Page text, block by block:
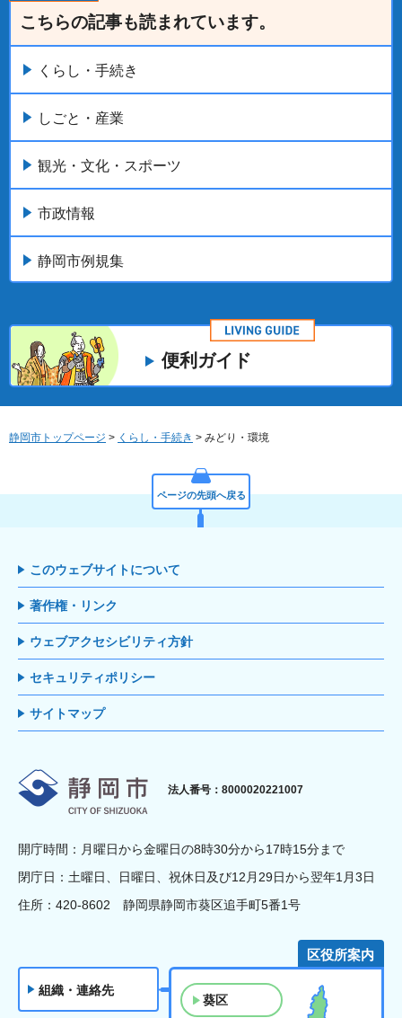
こちらの記事も読まれています。
くらし・手続き
しごと・産業
観光・文化・スポーツ
市政情報
静岡市例規集
便利ガイド
静岡市トップページ > くらし・手続き > みどり・環境
ページの先頭へ戻る
このウェブサイトについて
著作権・リンク
ウェブアクセシビリティ方針
セキュリティポリシー
サイトマップ
静岡市
法人番号：8000020221007
開庁時間：月曜日から金曜日の8時30分から17時15分まで
閉庁日：土曜日、日曜日、祝休日及び12月29日から翌年1月3日
住所：420-8602 静岡県静岡市葵区追手町5番1号
組織・連絡先
区役所案内
葵区